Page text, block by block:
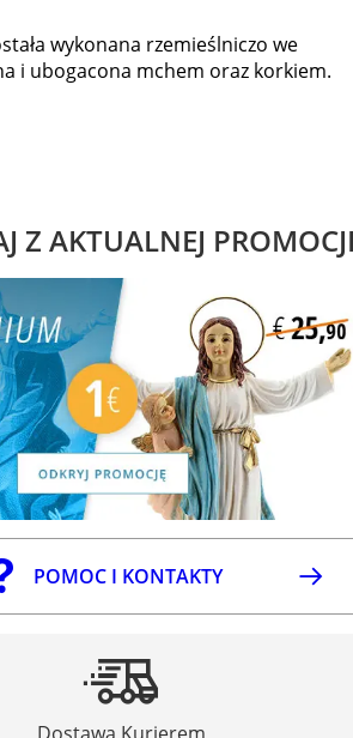
wykonana rzemieślniczo we
i ubogacona mchem oraz korkiem.
Z AKTUALNEJ
POMOC I KONTAKTY